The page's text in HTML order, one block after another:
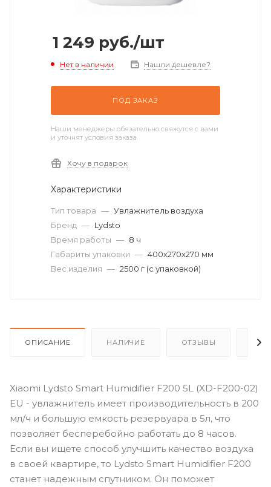
1 249 руб./шт
Нет в наличии Нашли дешевле?
ПОД ЗАКАЗ
Наши менеджеры обязательно свяжутся с вами
и уточнят условия заказа
Хочу в подарок
Характеристики
Тип товара — Увлажнитель воздуха
Бренд — Lydsto
Время работы — 8 ч
Габариты упаковки — 400х270х270 мм
Вес изделия — 2500 г (с упаковкой)
ОПИСАНИЕ НАЛИЧИЕ ОТЗЫВЫ
Xiaomi Lydsto Smart Humidifier F200 5L (XD-F200-02)
EU - увлажнитель имеет производительность в 200
мл/ч и большую емкость резервуара в 5л, что
позволяет бесперебойно работать до 8 часов.
Если вы ищете способ улучшить качество воздуха
в своей квартире, то Lydsto Smart Humidifier F200
станет надежным спутником. Он поможет